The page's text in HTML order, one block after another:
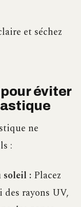
et séchez
éviter
ne
:
soleil :Placez
des rayons UV,